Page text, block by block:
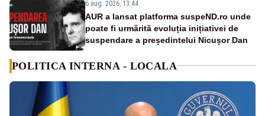
6 aug. 2026, 13:44
AUR a lansat platforma suspeND.ro unde
poate fi urmărită evoluția inițiativei de
suspendare a președintelui Nicușor Dan
POLITICA INTERNA - LOCALA